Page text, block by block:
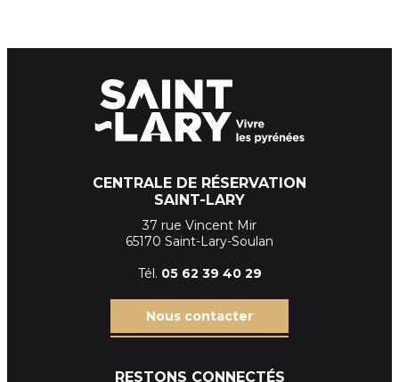
CENTRALE DE RÉSERVATION
SAINT-LARY
37 rue Vincent Mir
65170 Saint-Lary-Soulan
Tél. 05 62 39 40 29
Nous contacter
RESTONS CONNECTÉS